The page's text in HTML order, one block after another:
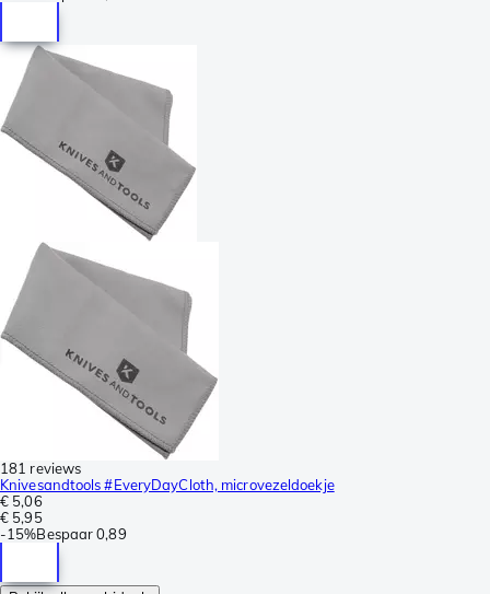
181 reviews
Knivesandtools #EveryDayCloth, microvezeldoekje
€ 5,06
€ 5,95
-15%Bespaar 0,89